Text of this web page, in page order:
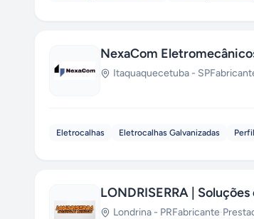
NexaCom
Itaquaquecetuba - SP
Eletrocalhas Eletrocalhas Galvanizadas
LONDRISERRA |
Londrina - PRFabricante·